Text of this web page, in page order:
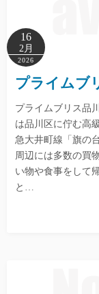
16
2月
2026
プライムブ
プライムブリス品
は品川区に佇む高
急大井町線「旗の
周辺には多数の買
い物や食事をして
と…